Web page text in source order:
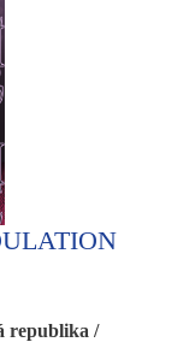
republika /